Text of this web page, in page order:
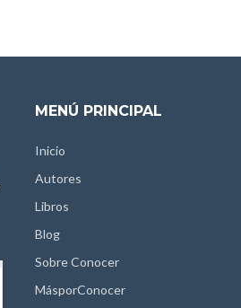
MENÚ PRINCIPAL
Inicio
Autores
Libros
Blog
Sobre Conocer
MásporConocer